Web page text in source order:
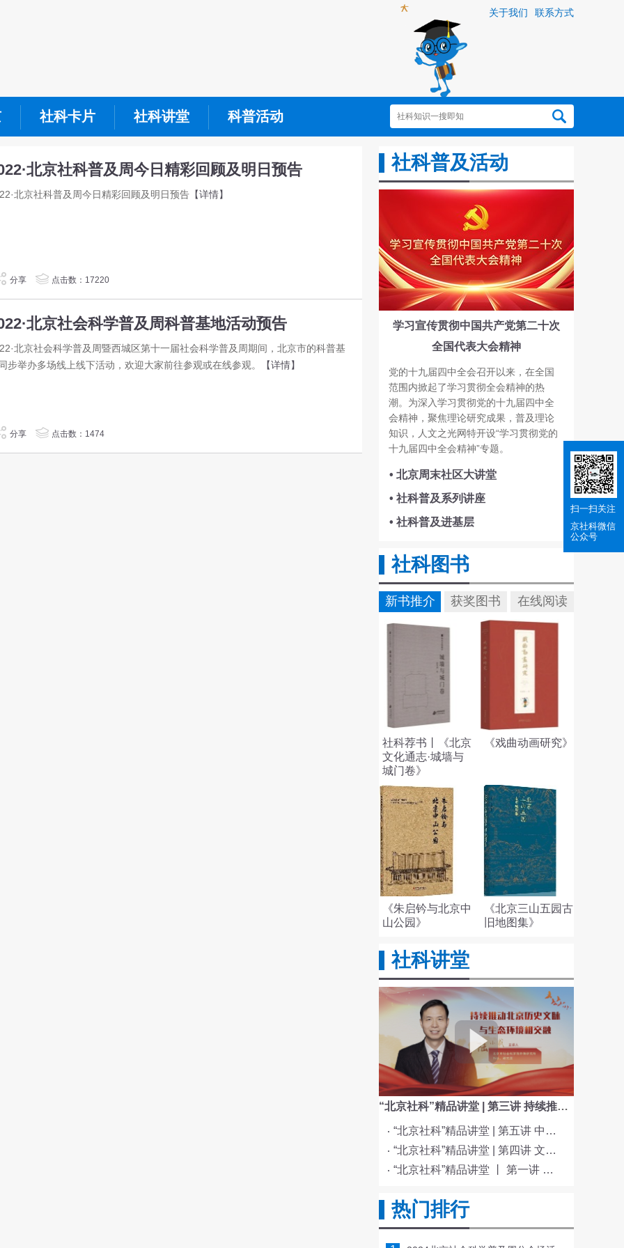
关于我们 联系方式
社科卡片 社科讲堂 科普活动
北京社科普及周今日精彩回顾及明日预告
北京社科普及周今日精彩回顾及明日预告 【详情】
分享 点击数：17220
北京社会科学普及周科普基地活动预告
北京社会科学普及周暨西城区第十一届社会科学普及周期间，北京市的科普基
步举办多场线上线下活动，欢迎大家前往参观或在线参观。
【详情】
分享 点击数：1474
社科普及活动
学习宣传贯彻中国共产党第二十次
全国代表大会精神
党的十九届四中全会召开以来，在全国
范围内掀起了学习贯彻全会精神的热
潮。为深入学习贯彻党的十九届四中全
会精神，聚焦理论研究成果，普及理论
知识，人文之光网特开设“学习贯彻党的
十九届四中全会精神”专题。
• 北京周末社区大讲堂
• 社科普及系列讲座
• 社科普及进基层
社科图书
新书推介 获奖图书 在线阅读
社科荐书丨《北京
文化通志·城墙与
城门卷》
《戏曲动画研究》
《朱启钤与北京中
山公园》
《北京三山五园古
旧地图集》
社科讲堂
“北京社科”精品讲堂 | 第三讲 持续推动北京历史文脉与生态环境相交融
“北京社科”精品讲堂 | 第五讲 中国电影与文化传统
“北京社科”精品讲堂 | 第四讲 文化与科技融合赋能新质生产力发展
“北京社科”精品讲堂 丨 第一讲 《红楼梦》的北京情缘
热门排行
扫一扫关注
京社科微信
公众号